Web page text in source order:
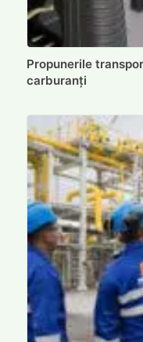
Propunerile
carburanți